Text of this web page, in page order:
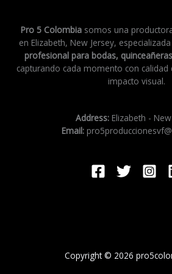
Pro 5 Colombia somos una
en Elizabeth, New Jersey,
profesional para bodas,
capturando cada momento con
impacto visual.
Address: Elizabeth -
Email:
Copyright © 2026